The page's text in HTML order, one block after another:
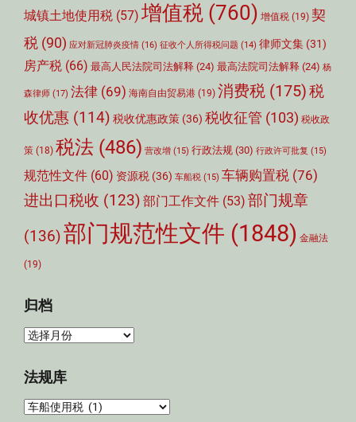
城镇土地使用税 (57) 增值税 (760) 增值税 (19) 契
税 (90) 应对新冠肺炎疫情 (16) 征收个人所得税问题 (14) 律师文集 (31)
房产税 (66) 最高人民法院司法解释 (24) 最高法院司法解释 (24) 杨
森律师 (17) 法律 (69) 海南自由贸易港 (19) 消费税 (175)税
收优惠 (114) 税收优惠政策 (36) 税收征管 (103) 税收政
策 (18) 税法 (486) 营改增 (15) 行政法规 (30) 行政许可批复 (15)
规范性文件 (60) 资源税 (36) 车船税 (15) 车辆购置税 (76)
进出口税收 (123) 部门工作文件 (53) 部门规章
(136)部门规范性文件 (1848) 金融法
(19)
归档
归
法规库
法